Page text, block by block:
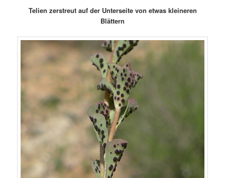
Telien zerstreut auf der Unterseite von etwas kleineren
Blättern